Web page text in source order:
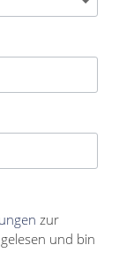
zur
gelesen und bin